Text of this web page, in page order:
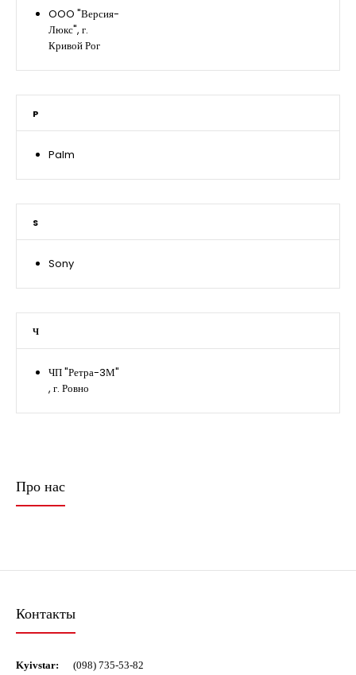
OOO "Версия-
Люкс", г.
Кривой Рог
P
Palm
S
Sony
Ч
ЧП "Ретра-3М"
, г. Ровно
Про нас
Контакты
Kyivstar: (098) 735-53-82